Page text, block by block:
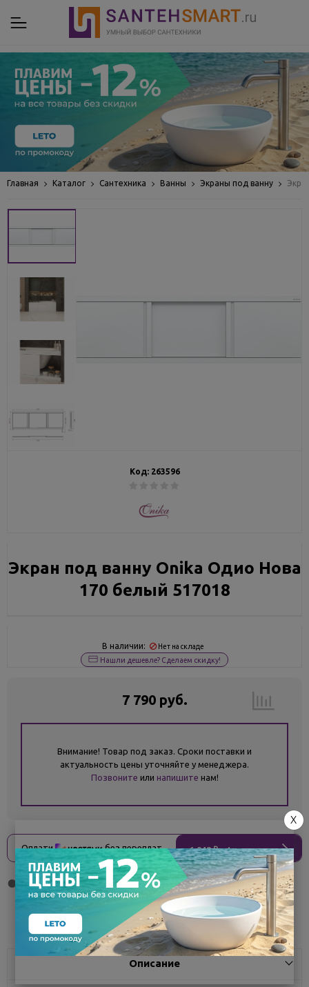
Главная Каталог Сантехника Ванны Экраны под ванну
Код: 263596
Экран под ванну Onika Одио Нова
170 белый 517018
В наличии: Нет на складе
Нашли дешевле? Сделаем скидку!
7 790 руб.
Внимание! Товар под заказ. Сроки поставки и
актуальность цены уточняйте у менеджера.
Позвоните или напишите нам!
Оплати без переплат 1 948 ₽x 4 платежа
Поделиться
Описание
X